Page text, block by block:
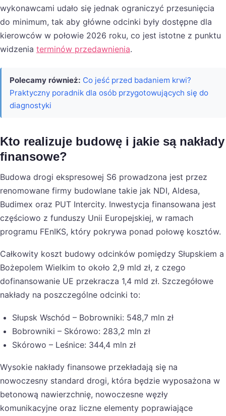
wykonawcami udało się jednak ograniczyć przesunięcia
do minimum, tak aby główne odcinki były dostępne dla
kierowców w połowie 2026 roku, co jest istotne z punktu
widzenia terminów przedawnienia.
Polecamy również: Co jeść przed badaniem krwi?
Praktyczny poradnik dla osób przygotowujących się do
diagnostyki
Kto realizuje budowę i jakie są nakłady
finansowe?
Budowa drogi ekspresowej S6 prowadzona jest przez
renomowane firmy budowlane takie jak NDI, Aldesa,
Budimex oraz PUT Intercity. Inwestycja finansowana jest
częściowo z funduszy Unii Europejskiej, w ramach
programu FEnIKS, który pokrywa ponad połowę kosztów.
Całkowity koszt budowy odcinków pomiędzy Słupskiem a
Bożepolem Wielkim to około 2,9 mld zł, z czego
dofinansowanie UE przekracza 1,4 mld zł. Szczegółowe
nakłady na poszczególne odcinki to:
Słupsk Wschód – Bobrowniki: 548,7 mln zł
Bobrowniki – Skórowo: 283,2 mln zł
Skórowo – Leśnice: 344,4 mln zł
Wysokie nakłady finansowe przekładają się na
nowoczesny standard drogi, która będzie wyposażona w
betonową nawierzchnię, nowoczesne węzły
komunikacyjne oraz liczne elementy poprawiające